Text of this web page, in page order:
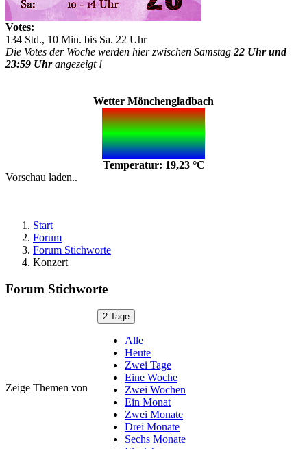
Votes:
134 Std., 10 Min. bis Sa. 22 Uhr
Die Votes der Woche werden hier zwischen Samstag 22 Uhr und
23:59 Uhrangezeigt !
Wetter Mönchengladbach
Temperatur: 19,23 °C
Vorschau laden..
Start
Forum
Forum Stichworte
Konzert
Forum Stichworte
Zeige Themen von
2 Tage
Alle
Heute
Zwei Tage
Eine Woche
Zwei Wochen
Ein Monat
Zwei Monate
Drei Monate
Sechs Monate